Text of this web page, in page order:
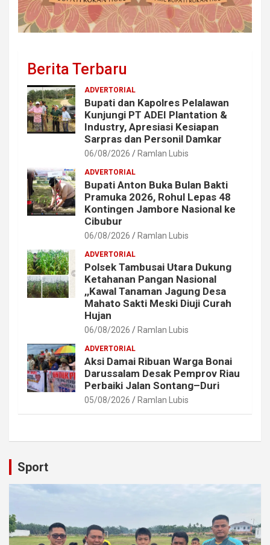
Berita Terbaru
ADVERTORIAL
Bupati dan Kapolres Pelalawan
Kunjungi PT ADEI Plantation &
Industry, Apresiasi Kesiapan
Sarpras dan Personil Damkar
06/08/2026 Ramlan Lubis
ADVERTORIAL
Bupati Anton Buka Bulan Bakti
Pramuka 2026, Rohul Lepas 48
Kontingen Jambore Nasional ke
Cibubur
06/08/2026 Ramlan Lubis
ADVERTORIAL
Polsek Tambusai Utara Dukung
Ketahanan Pangan Nasional
,,Kawal Tanaman Jagung Desa
Mahato Sakti Meski Diuji Curah
Hujan
06/08/2026 Ramlan Lubis
ADVERTORIAL
Aksi Damai Ribuan Warga Bonai
Darussalam Desak Pemprov Riau
Perbaiki Jalan Sontang–Duri
05/08/2026 Ramlan Lubis
Sport